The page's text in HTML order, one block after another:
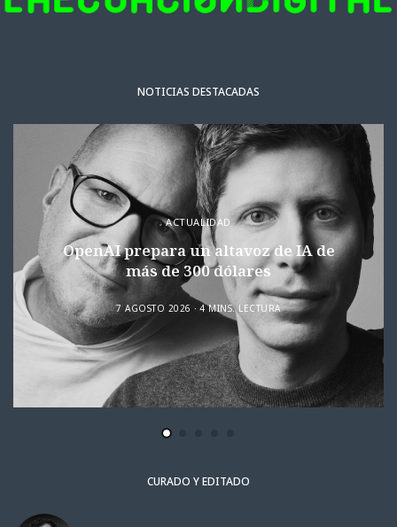
NOTICIAS DESTACADAS
ACTUALIDAD
OpenAI prepara un altavoz de IA de
más de 300 dólares
7 AGOSTO 2026 4 MINS. LECTURA
CURADO Y EDITADO